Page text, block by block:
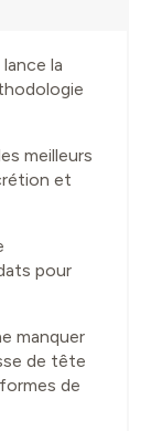
la
meilleurs
et
pour
manquer
de tête
de